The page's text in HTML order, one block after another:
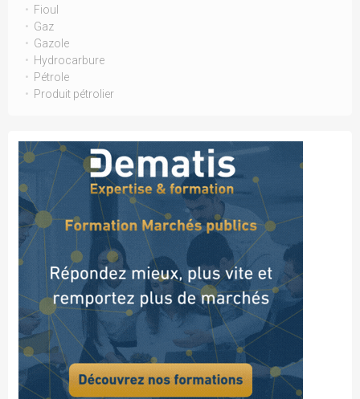
Fioul
Gaz
Gazole
Hydrocarbure
Pétrole
Produit pétrolier